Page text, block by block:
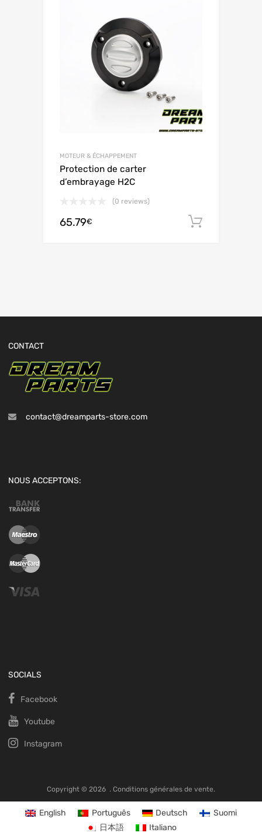
MOTEUR & ÉCHAPPEMENT
Protection de carter
d’embrayage H2C
(0 reviews)
65.79€
CONTACT
contact@dreamparts-store.com
NOUS ACCEPTONS:
SOCIALS
Facebook
Youtube
Instagram
Copyright © 2026 . Conditions générales de vente.
English Português Deutsch
Suomi
日本語
Italiano